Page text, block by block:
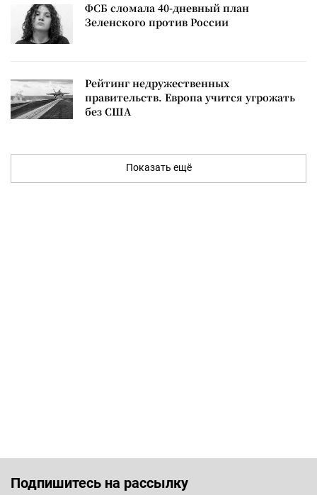
ФСБ сломала 40-дневный план
Зеленского против России
Рейтинг недружественных
правительств. Европа учится угрожать
без США
Показать ещё
Подпишитесь на рассылку